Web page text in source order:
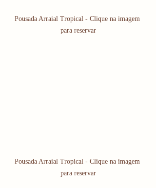
Pousada Arraial Tropical - Clique na imagem
para reservar
Pousada Arraial Tropical - Clique na imagem
para reservar